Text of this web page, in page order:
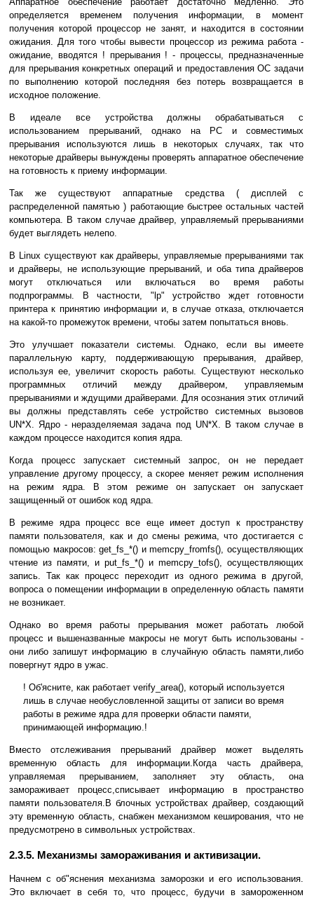
определяется временем получения информации, в момент
получения которой процессор не занят, и находится в состоянии
ожидания. Для того чтобы вывести процессор из режима работа -
ожидание, вводятся ! прерывания ! - процессы, предназначенные
для прерывания конкретных операций и предоставления ОС задачи
по выполнению которой последняя без потерь возвращается в
исходное положение.
В идеале все устройства должны обрабатываться с
использованием прерываний, однако на PC и совместимых
прерывания используются лишь в некоторых случаях, так что
некоторые драйверы вынуждены проверять аппаратное обеспечение
на готовность к приему информации.
Так же существуют аппаратные средства ( дисплей с
распределенной памятью ) работающие быстрее остальных частей
компьютера. В таком случае драйвер, управляемый прерываниями
будет выглядеть нелепо.
В Linux cуществуют как драйверы, управляемые прерываниями так
и драйверы, не использующие прерываний, и оба типа драйверов
могут отключаться или включаться во время работы
подпрограммы. В частности, "lp" устройство ждет готовности
принтера к принятию информации и, в случае отказа, отключается
на какой-то промежуток времени, чтобы затем попытаться вновь.
Это улучшает показатели системы. Однако, если вы имеете
параллельную карту, поддерживающую прерывания, драйвер,
используя ее, увеличит скорость работы. Существуют несколько
программных отличий между драйвером, управляемым
прерываниями и ждущими драйверами. Для осознания этих отличий
вы должны представлять себе устройство системных вызовов
UN*X. Ядро - неразделяемая задача под UN*X. В таком случае в
каждом процессе находится копия ядра.
Когда процесс запускает системный запрос, он не передает
управление другому процессу, а скорее меняет режим исполнения
на режим ядра. В этом режиме он запускает он запускает
защищенный от ошибок код ядра.
В режиме ядра процесс все еще имеет доступ к пространству
памяти пользователя, как и до смены режима, что достигается с
помощью макросов: get_fs_*() и memcpy_fromfs(), осуществляющих
чтение из памяти, и put_fs_*() и memcpy_tofs(), осуществляющих
запись. Так как процесс переходит из одного режима в другой,
вопроса о помещении информации в определенную область памяти
не возникает.
Однако во время работы прерывания может работать любой
процесс и вышеназванные макросы не могут быть использованы -
они либо запишут информацию в случайную область памяти,либо
повергнут ядро в ужас.
! Об'ясните, как работает verify_area(), который используется
лишь в случае необусловленной защиты от записи во время
работы в режиме ядра для проверки области памяти,
принимающей информацию.!
Вместо отслеживания прерываний драйвер может выделять
временную область для информации.Когда часть драйвера,
управляемая прерыванием, заполняет эту область, она
замораживает процесс,списывает информацию в пространство
памяти пользователя.В блочных устройствах драйвер, создающий
эту временную область, снабжен механизмом кеширования, что не
предусмотрено в символьных устройствах.
2.3.5. Механизмы замораживания и активизации.
Начнем с об"яснения механизма заморозки и его использования.
Это включает в себя то, что процесс, будучи в замороженном